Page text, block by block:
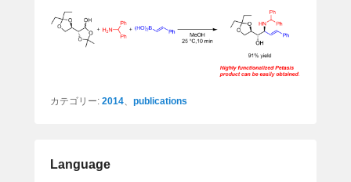
カテゴリー: 2014 publications
Language